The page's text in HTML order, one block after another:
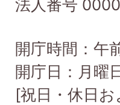
法人番号
開庁時間：午
開庁日：月曜
[祝日・休日